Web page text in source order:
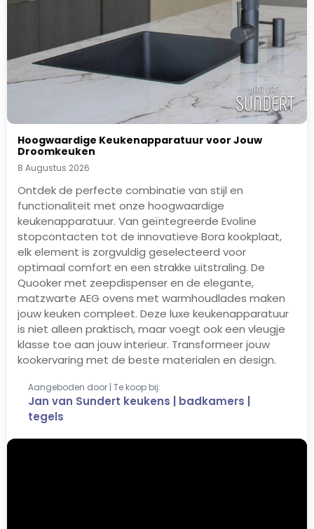
Hoogwaardige Keukenapparatuur voor Jouw
Droomkeuken
8 Augustus 2026
Ontdek de perfecte combinatie van stijl en
functionaliteit met onze hoogwaardige
keukenapparatuur. Van geïntegreerde Evoline
stopcontacten tot de innovatieve Bora kookplaat,
elk element is zorgvuldig geselecteerd voor
optimaal comfort en een strakke uitstraling. De
Quooker met zeepdispenser en de elegante,
matzwarte AEG ovens met warmhoudlades maken
jouw keuken compleet. Deze luxe keukenapparatuur
is niet alleen praktisch, maar voegt ook een vleugje
klasse toe aan jouw interieur. Transformeer jouw
kookervaring met de beste materialen en design.
Aangeboden door | Te koop bij:
Jan van Sundert keukens | badkamers |
tegels